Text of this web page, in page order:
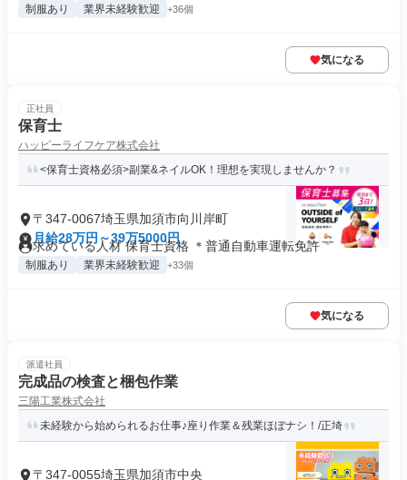
制服あり 業界未経験歓迎 +36個
気になる
正社員
保育士
ハッピーライフケア株式会社
<保育士資格必須>副業&ネイルOK！理想を実現しませんか？
〒347-0067埼玉県加須市向川岸町
月給28万円～39万5000円
求めている人材 保育士資格 ＊普通自動車運転免許
制服あり 業界未経験歓迎 +33個
気になる
派遣社員
完成品の検査と梱包作業
三陽工業株式会社
未経験から始められるお仕事♪座り作業＆残業ほぼナシ！/正埼
〒347-0055埼玉県加須市中央